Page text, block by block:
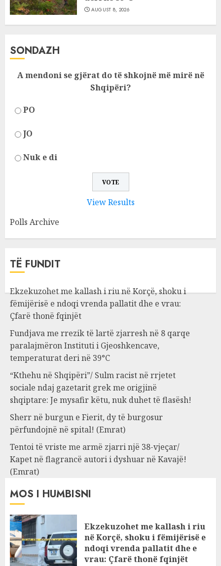
AUGUST 8, 2026
SONDAZH
A mendoni se gjërat do të shkojnë më mirë në
Shqipëri?
PO
JO
Nuk e di
View Results
Polls Archive
TË FUNDIT
Ekzekuzohet me kallash i riu në Korçë, shoku i
fëmijërisë e ndoqi vrenda pallatit dhe e vrau:
Çfarë thonë fqinjët
Fundjava me rrezik të lartë zjarresh në 8 qarqe
paralajmëron Instituti i Gjeoshkencave,
temperaturat deri në 39°C
“Kthehu në Shqipëri”/ Sulm racist në rrjetet
sociale ndaj gazetarit grek me origjinë
shqiptare: Je mysafir këtu, nuk duhet të flasësh!
Sherr në burgun e Fierit, dy të burgosur
përfundojnë në spital! (Emrat)
Tentoi të vriste me armë zjarri një 38-vjeçar/
Kapet në flagrancë autori i dyshuar në Kavajë!
(Emrat)
MOS I HUMBISNI
Ekzekuzohet me kallash i riu
në Korçë, shoku i fëmijërisë e
ndoqi vrenda pallatit dhe e
vrau: Çfarë thonë fqinjët